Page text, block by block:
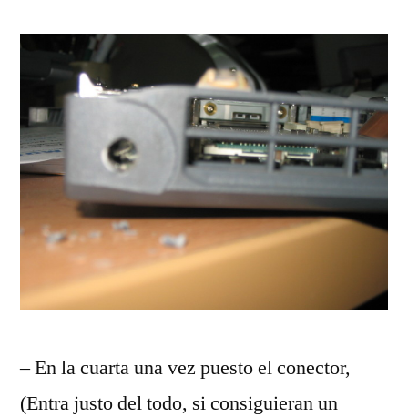
– En la cuarta una vez puesto el conector,
(Entra justo del todo, si consiguieran un